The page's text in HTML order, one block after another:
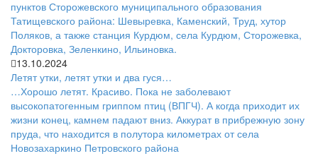
пунктов Сторожевского муниципального образования
Татищевского района: Шевыревка, Каменский, Труд, хутор
Поляков, а также станция Курдюм, села Курдюм, Сторожевка,
Докторовка, Зеленкино, Ильиновка.
13.10.2024
Летят утки, летят утки и два гуся…
…Хорошо летят. Красиво. Пока не заболевают
высокопатогенным гриппом птиц (ВПГЧ). А когда приходит их
жизни конец, камнем падают вниз. Аккурат в прибрежную зону
пруда, что находится в полутора километрах от села
Новозахаркино Петровского района